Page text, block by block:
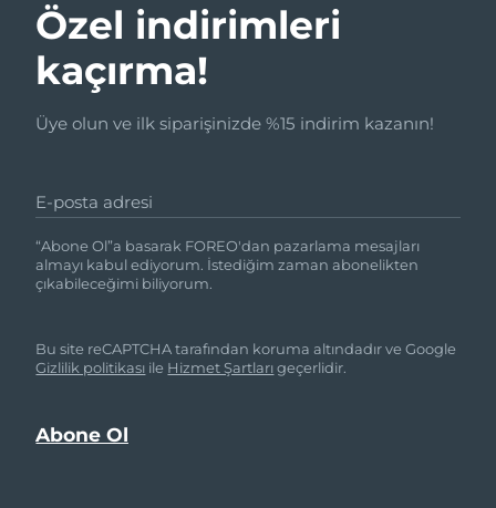
Özel indirimleri
kaçırma!
Üye olun ve ilk siparişinizde %15 indirim kazanın!
E-posta adresi
“Abone Ol”a basarak FOREO'dan pazarlama mesajları
almayı kabul ediyorum. İstediğim zaman abonelikten
çıkabileceğimi biliyorum.
Bu site reCAPTCHA tarafından koruma altındadır ve Google
Gizlilik politikası ile Hizmet Şartlarıgeçerlidir.